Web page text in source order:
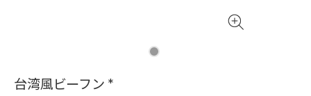
台湾風ビーフン *